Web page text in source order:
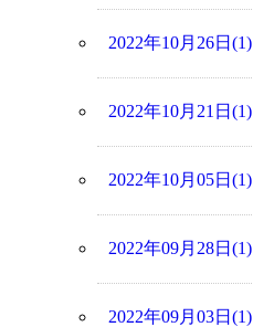
2022年10月26日(1)
2022年10月21日(1)
2022年10月05日(1)
2022年09月28日(1)
2022年09月03日(1)